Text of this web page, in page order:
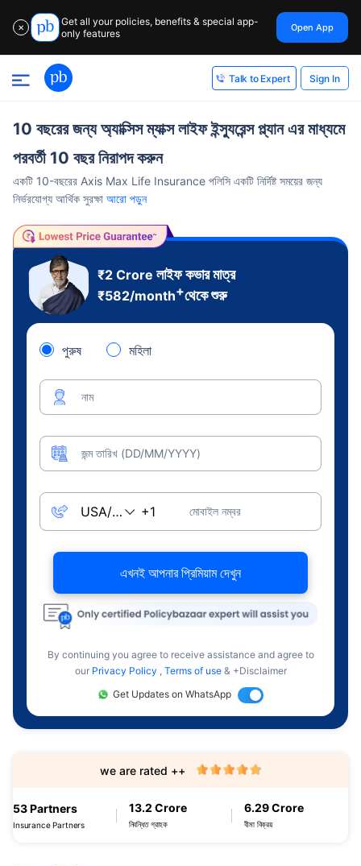
✕
Get all your policies, benefits & special app-
only features
Open App
Talk to Expert Sign In
10 বছরের জন্য অ্যাক্সিস ম্যাক্স লাইফ ইন্স্যুরেন্স প্ল্যান এর মাধ্যমে
পরবর্তী 10 বছর নিরাপদ করুন
একটি 10-বছরের Axis Max Life Insurance পলিসি একটি নির্দিষ্ট সময়ের জন্য
নির্ভরযোগ্য আর্থিক সুরক্ষা আরো পড়ুন
₹2 Crore লাইফ কভার মাত্র
₹582/month+থেকে শুরু
পুরুষ মহিলা
নাম
জন্ম তারিখ (DD/MM/YYYY)
মোবাইল নম্বর
এখনই আপনার প্রিমিয়াম দেখুন
By continuing you agree to receive assistance and agree to
our Privacy Policy , Terms of use & +Disclaimer
Get Updates on WhatsApp
53 Partners
Insurance Partners
13.2 Crore
নিবন্ধিত গ্রাহক
6.29 Crore
বীমা বিক্রয়
we are rated ++